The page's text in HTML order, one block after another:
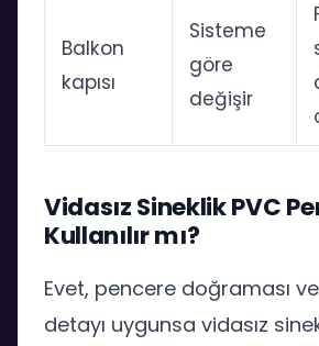
Balkon
kapısı
Sisteme
göre
değişir
Vidasız Sineklik PVC
Kullanılır mı?
Evet, pencere doğraması
detayı uygunsa vidasız